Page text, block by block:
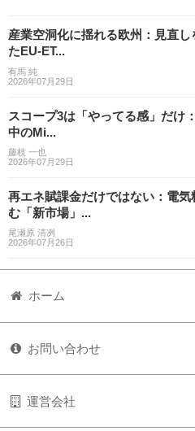
産業空洞化に揺れる欧州：見直し
たEU-ET...
有馬 純
2026年07月29日
スコープ3は「やってる感」だけ
中のMi...
藤枝 一也
2026年07月29日
再エネ賦課金だけではない：電気
む「新市場」...
尾瀬原 清冽
2026年07月26日
ホーム
お問い合わせ
運営会社